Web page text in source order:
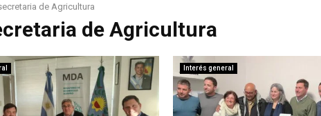
de Agricultura
de Agricultura
Interés general